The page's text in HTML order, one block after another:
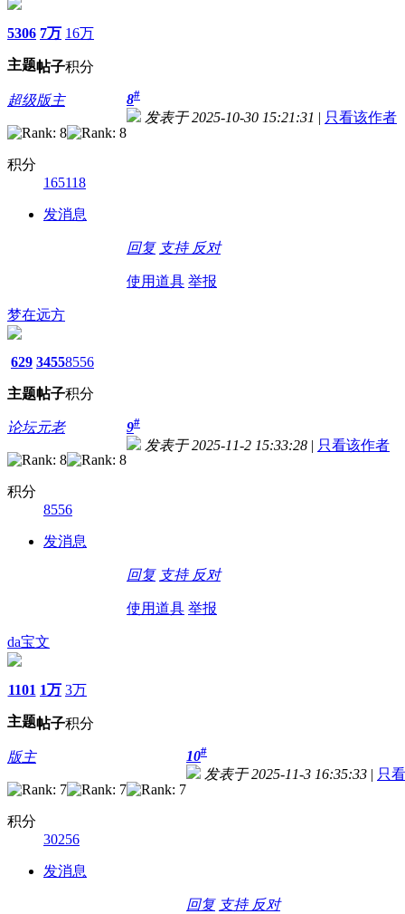
5306
主题
7万
帖子
16万
积分
超级版主
积分
165118
发消息
8#
发表于 2025-10-30 15:21:31 | 只看该作者
回复 支持 反对
使用道具 举报
梦在远方
629
主题
3455
帖子
8556
积分
论坛元老
积分
8556
发消息
9#
发表于 2025-11-2 15:33:28 | 只看该作者
回复 支持 反对
使用道具 举报
da宝文
1101
主题
1万
帖子
3万
积分
版主
积分
30256
发消息
10#
发表于 2025-11-3 16:35:33 | 只
回复 支持 反对